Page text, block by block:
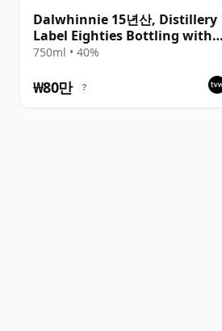
Dalwhinnie 15년산, Distillery
Label Eighties Bottling with
Box
750ml • 40%
₩80만 ?